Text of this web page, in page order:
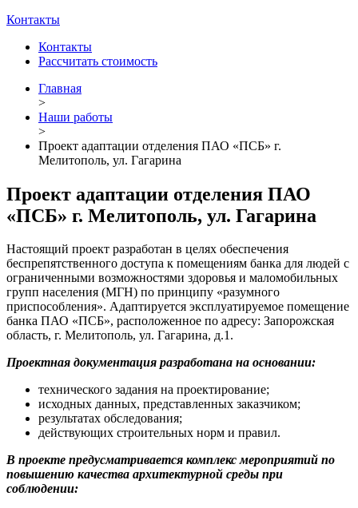
Контакты
Контакты
Рассчитать стоимость
Главная
>
Наши работы
>
Проект адаптации отделения ПАО «ПСБ» г.
Мелитополь, ул. Гагарина
Проект адаптации отделения ПАО
«ПСБ» г. Мелитополь, ул. Гагарина
Настоящий проект разработан в целях обеспечения
беспрепятственного доступа к помещениям банка для людей с
ограниченными возможностями здоровья и маломобильных
групп населения (МГН) по принципу «разумного
приспособления». Адаптируется эксплуатируемое помещение
банка ПАО «ПСБ», расположенное по адресу: Запорожская
область, г. Мелитополь, ул. Гагарина, д.1.
Проектная документация разработана на основании:
технического задания на проектирование;
исходных данных, представленных заказчиком;
результатах обследования;
действующих строительных норм и правил.
В проекте предусматривается комплекс мероприятий по
повышению качества архитектурной среды при
соблюдении: